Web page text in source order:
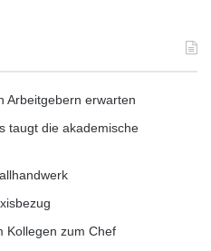
Arbeitgebern erwarten
taugt die akademische
Kollegen zum Chef